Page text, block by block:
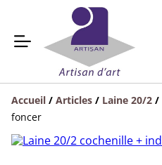
Accueil / Articles / Laine 20/2 /
foncer